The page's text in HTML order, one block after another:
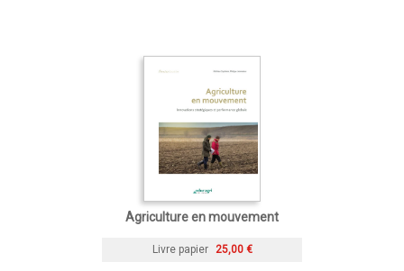
Agriculture en mouvement
Livre papier 25,00 €